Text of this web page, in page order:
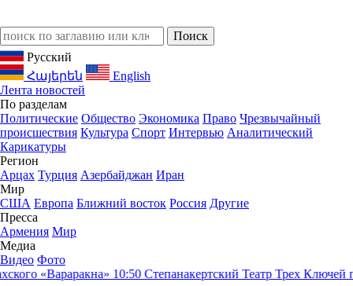
Русский
Հայերեն
English
Лента новостей
По разделам
Политические Общество Экономика Право Чрезвычайный
происшествия Культура Спорт Интервью Аналитический
Карикатуры
Регион
Арцах Турция Азербайджан Иран
Мир
США Европа Ближний восток Россия Другие
Пресса
Армения Мир
Медиа
Видео Фото
«Вараракна»10:50Степанакертский Театр Трех Ключей